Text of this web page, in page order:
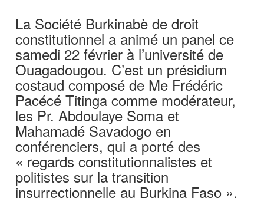
La Société Burkinabè de droit
constitutionnel a animé un panel ce
samedi 22 février à l’université de
Ouagadougou. C’est un présidium
costaud composé de Me Frédéric
Pacécé Titinga comme modérateur,
les Pr. Abdoulaye Soma et
Mahamadé Savadogo en
conférenciers, qui a porté des
« regards constitutionnalistes et
politistes sur la transition
insurrectionnelle au Burkina Faso ».